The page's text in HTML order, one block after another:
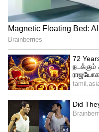
மட்டனை
நாட்கள் வரை
ஏற்படாத வகையில்
மிகவும்
கொழுப்பு மற்ற
எளிதில்
துர்நாற்றம்